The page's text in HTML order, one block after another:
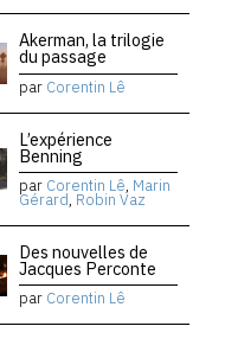
Akerman, la trilogie
du passage
par Corentin Lê
L’expérience
Benning
par Corentin Lê, Marin
Gérard, Robin Vaz
Des nouvelles de
Jacques Perconte
par Corentin Lê